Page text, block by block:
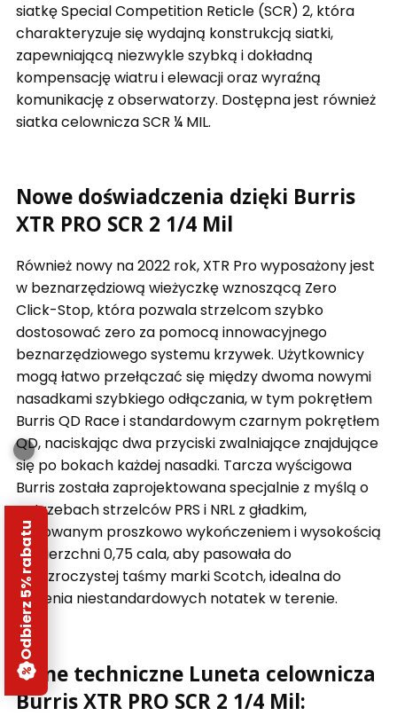
siatkę Special Competition Reticle (SCR) 2, która
charakteryzuje się wydajną konstrukcją siatki,
zapewniającą niezwykle szybką i dokładną
kompensację wiatru i elewacji oraz wyraźną
komunikację z obserwatorzy. Dostępna jest również
siatka celownicza SCR ¼ MIL.
Nowe doświadczenia dzięki Burris
XTR PRO SCR 2 1/4 Mil
Również nowy na 2022 rok, XTR Pro wyposażony jest
w beznarzędziową wieżyczkę wznoszącą Zero
Click-Stop, która pozwala strzelcom szybko
dostosować zero za pomocą innowacyjnego
beznarzędziowego systemu krzywek. Użytkownicy
mogą łatwo przełączać się między dwoma nowymi
nasadkami szybkiego odłączania, w tym pokrętłem
Burris QD Race i standardowym czarnym pokrętłem
QD, naciskając dwa przyciski zwalniające znajdujące
się po bokach każdej nasadki. Tarcza wyścigowa
Burris została zaprojektowana specjalnie z myślą o
potrzebach strzelców PRS i NRL z gładkim,
malowanym proszkowo wykończeniem i wysokością
powierzchni 0,75 cala, aby pasowała do
przezroczystej taśmy marki Scotch, idealna do
robienia niestandardowych notatek w terenie.
Dane techniczne Luneta celownicza
Burris XTR PRO SCR 2 1/4 Mil:
Odbierz 5% rabatu